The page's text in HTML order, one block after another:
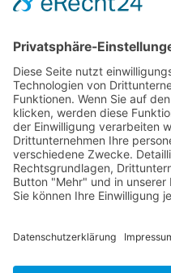
Jetzt teilen
Facebook
Pinterest
XING